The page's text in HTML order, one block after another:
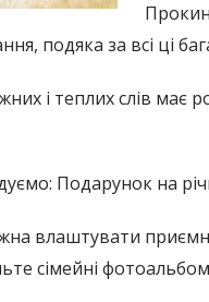
подяка за всі ці
і теплих слів має
Подарунок на
влаштувати приємне
сімейні